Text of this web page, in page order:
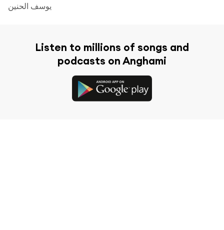
يوسف الحنين
Listen to millions of songs and
podcasts on Anghami